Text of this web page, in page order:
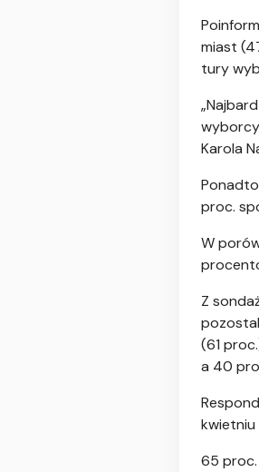
miast
tury
Karola
proc.
W
Z
(61
a 40
65 proc.